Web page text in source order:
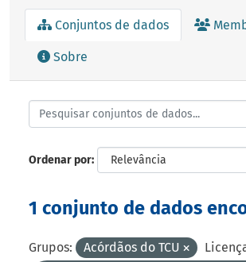
Conjuntos de dados
Sobre
Ordenar por
1 conjunto de dados
Grupos: Acórdãos do TCU